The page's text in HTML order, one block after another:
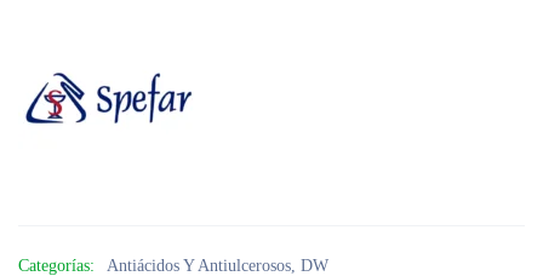
Categorías: Antiácidos Y Antiulcerosos, DW